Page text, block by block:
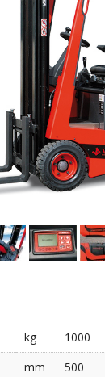
kg
1000
mm
500